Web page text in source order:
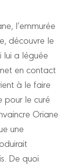
l’emmurée
découvre le
lui a léguée
en contact
à le faire
pour le curé
Oriane
une
De quoi